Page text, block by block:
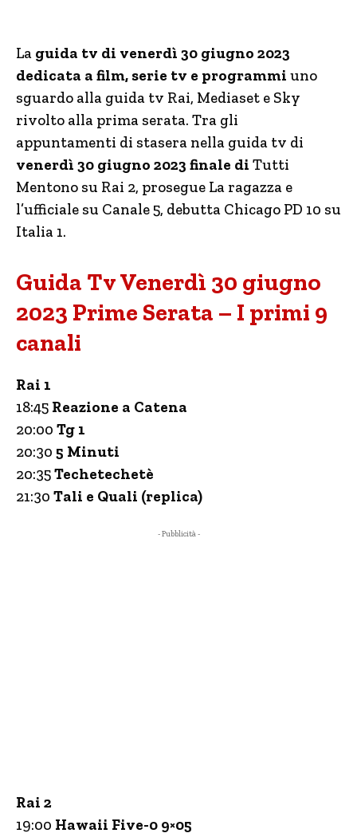
La guida tv di venerdì 30 giugno 2023
dedicata a film, serie tv e programmi uno
sguardo alla guida tv Rai, Mediaset e Sky
rivolto alla prima serata. Tra gli
appuntamenti di stasera nella guida tv di
venerdì 30 giugno 2023 finale di Tutti
Mentono su Rai 2, prosegue La ragazza e
l’ufficiale su Canale 5, debutta Chicago PD 10 su
Italia 1.
Guida Tv Venerdì 30 giugno
2023 Prime Serata – I primi 9
canali
Rai 1
18:45 Reazione a Catena
20:00 Tg 1
20:30 5 Minuti
20:35Techetechetè
21:30 Tali e Quali (replica)
- Pubblicità -
Rai 2
19:00 Hawaii Five-0 9×05